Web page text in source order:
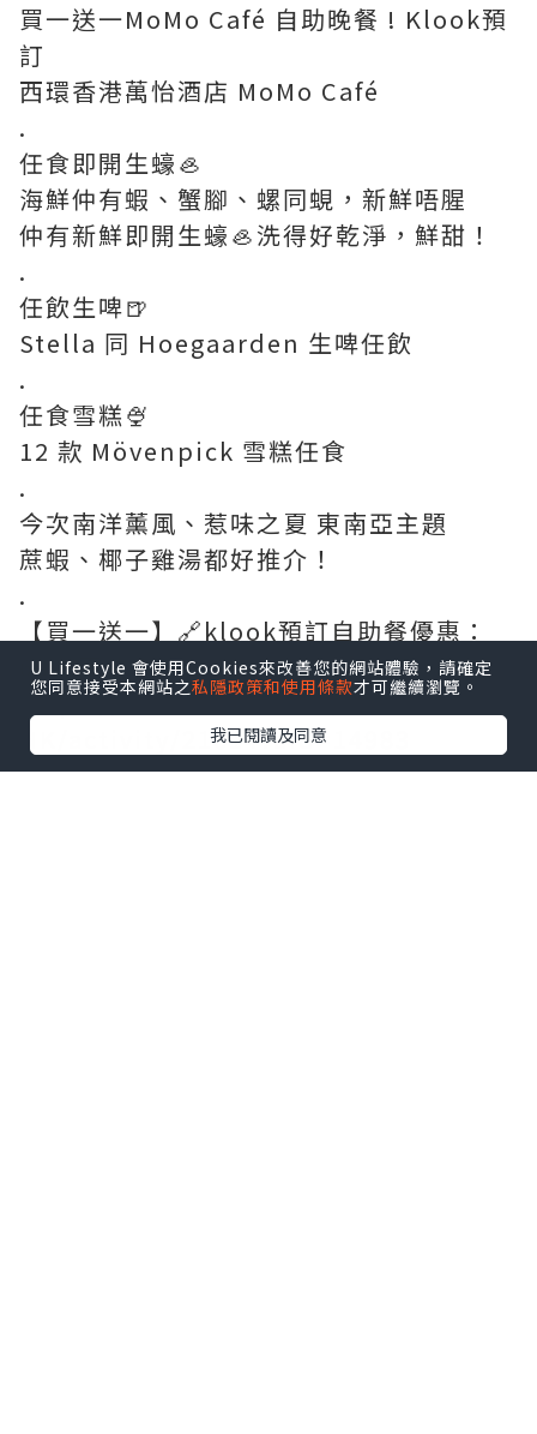
買一送一MoMo Café 自助晚餐 ! Klook預
訂
西環香港萬怡酒店 MoMo Café
.
任食即開生蠔🦪
海鮮仲有蝦、蟹腳、螺同蜆，新鮮唔腥
仲有新鮮即開生蠔🦪洗得好乾淨，鮮甜！
.
任飲生啤🍺
Stella 同 Hoegaarden 生啤任飲
.
任食雪糕🍨
12 款 Mövenpick 雪糕任食
.
今次南洋薰風、惹味之夏 東南亞主題
蔗蝦、椰子雞湯都好推介！
.
【買一送一】🔗klook預訂自助餐優惠：
682/兩位！
https://www.klook.com/zh-
HK/activity/21614?aid=14983
點擊圖片放大
U Lifestyle 會使用Cookies來改善您的網站體驗，請確定
您同意接受本網站之私隱政策和使用條款才可繼續瀏覽。
我已閱讀及同意